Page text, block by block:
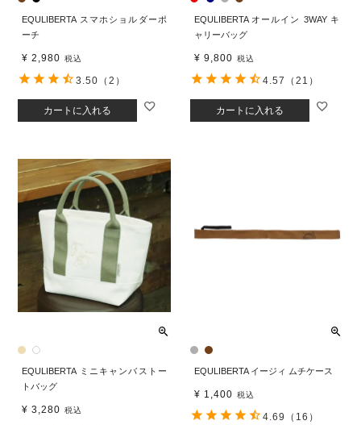
EQULIBERTA スマホショルダーポ
ーチ
¥ 2,980 税込
カートに入れる
3.50 （2）
EQULIBERTA オールイン 3WAY キ
ャリーバッグ
¥ 9,800 税込
カートに入れる
4.57 （21）
EQULIBERTA ミニキャンバストー
トバッグ
¥ 3,280 税込
EQULIBERTA イージィ ムチケース
¥ 1,400 税込
4.69 （16）